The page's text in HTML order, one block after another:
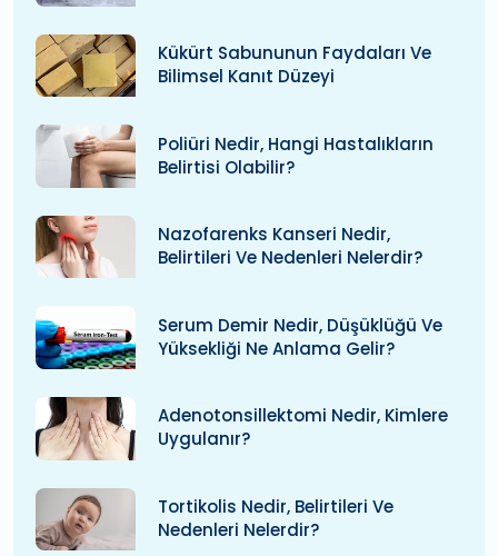
Kükürt Sabununun Faydaları Ve
Bilimsel Kanıt Düzeyi
Poliüri Nedir, Hangi Hastalıkların
Belirtisi Olabilir?
Nazofarenks Kanseri Nedir,
Belirtileri Ve Nedenleri Nelerdir?
Serum Demir Nedir, Düşüklüğü Ve
Yüksekliği Ne Anlama Gelir?
Adenotonsillektomi Nedir, Kimlere
Uygulanır?
Tortikolis Nedir, Belirtileri Ve
Nedenleri Nelerdir?